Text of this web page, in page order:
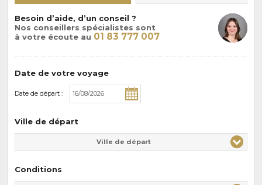
Besoin d’aide, d’un conseil ?
Nos conseillers spécialistes sont
à votre écoute au 01 83 777 007
Date de votre voyage
Date de départ :
Ville de départ
Ville de départ
Conditions